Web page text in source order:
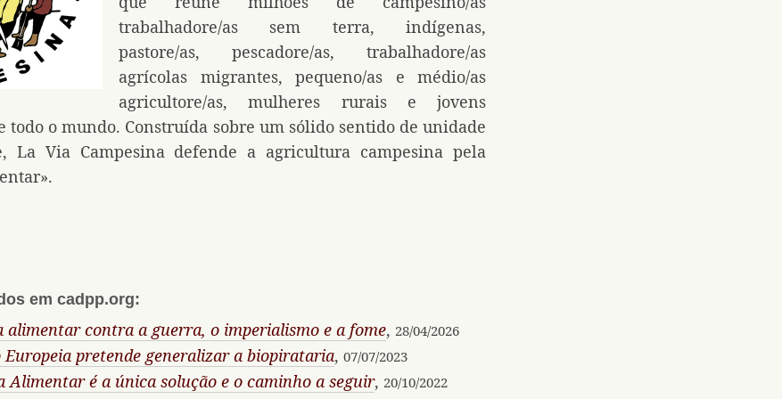
trabalhadore/as sem terra, indígenas,
pastore/as, pescadore/as, trabalhadore/as
agrícolas migrantes, pequeno/as e médio/as
agricultore/as, mulheres rurais e jovens
todo o mundo. Construída sobre um sólido sentido de unidade
La Via Campesina defende a agricultura campesina pela
em cadpp.org:
alimentar contra a guerra, o imperialismo e a fome, 28/04/2026
Europeia pretende generalizar a biopirataria, 07/07/2023
Alimentar é a única solução e o caminho a seguir, 20/10/2022